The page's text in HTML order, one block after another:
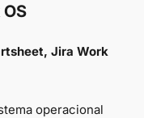
Jira Work
operacional